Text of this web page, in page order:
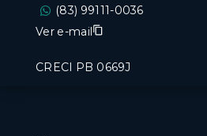
(83) 99111-0036
Ver e-mail
CRECI PB 0669J